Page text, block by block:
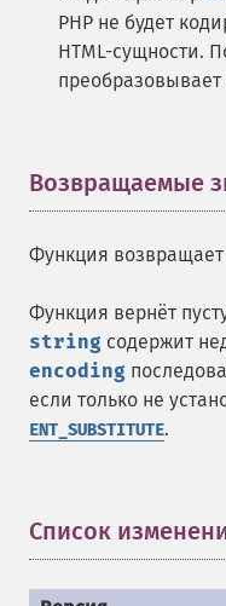
PHP не будет
HTML-сущности.
Возвращаемые
Функция возвращает
Функция вернёт
string содержит
encoding
если только не
ENT_SUBSTITUTE.
Список